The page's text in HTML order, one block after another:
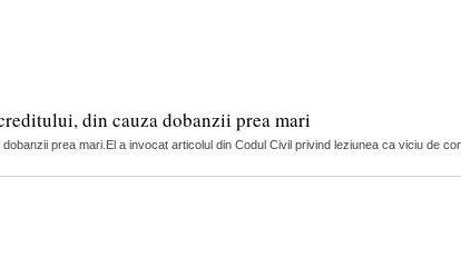
din cauza dobanzii prea mari
prea mari.El a invocat articolul din Codul Civil privind leziunea ca viciu de